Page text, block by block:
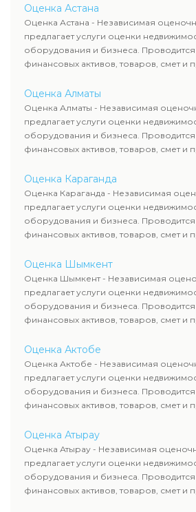
определяют рыночную стоимость
рассчитывают ущерб. Все отчеты
требованиям законодательства и
сделок, кредитования и судебных
Оценка Астана
Оценка Астана - Независимая
предлагает услуги оценки
оборудования и бизнеса. Проводится
финансовых активов, товаров, смет и
оценка животных и
определяют рыночную стоимость
рассчитывают ущерб. Все отчеты
требованиям законодательства и
сделок, кредитования и судебных
Оценка Алматы
Оценка Алматы - Независимая
предлагает услуги оценки
оборудования и бизнеса. Проводится
финансовых активов, товаров, смет и
оценка животных и
определяют рыночную стоимость
рассчитывают ущерб. Все отчеты
требованиям законодательства и
сделок, кредитования и судебных
Оценка Караганда
Оценка Караганда - Независимая
предлагает услуги оценки
оборудования и бизнеса. Проводится
финансовых активов, товаров, смет и
оценка животных и
определяют рыночную стоимость
рассчитывают ущерб. Все отчеты
требованиям законодательства и
сделок, кредитования и судебных
Оценка Шымкент
Оценка Шымкент - Независимая
предлагает услуги оценки
оборудования и бизнеса. Проводится
финансовых активов, товаров, смет и
оценка животных и
определяют рыночную стоимость
рассчитывают ущерб. Все отчеты
требованиям законодательства и
сделок, кредитования и судебных
Оценка Актобе
Оценка Актобе - Независимая
предлагает услуги оценки
оборудования и бизнеса. Проводится
финансовых активов, товаров, смет и
оценка животных и
определяют рыночную стоимость
рассчитывают ущерб. Все отчеты
требованиям законодательства и
сделок, кредитования и судебных
Оценка Атырау
Оценка Атырау - Независимая
предлагает услуги оценки
оборудования и бизнеса. Проводится
финансовых активов, товаров, смет и
оценка животных и